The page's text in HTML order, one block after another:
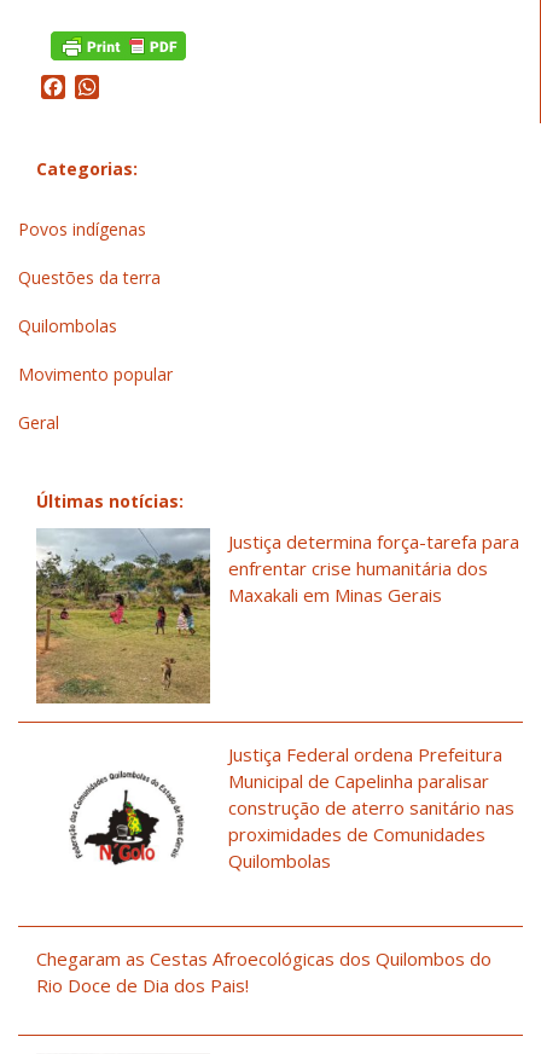
Facebook
Categorias:
Povos indígenas
Questões da terra
Quilombolas
Movimento popular
Geral
Últimas notícias:
Justiça determina força-tarefa para
enfrentar crise humanitária dos
Maxakali em Minas Gerais
Justiça Federal ordena Prefeitura
Municipal de Capelinha paralisar
construção de aterro sanitário nas
proximidades de Comunidades
Quilombolas
Chegaram as Cestas Afroecológicas dos Quilombos do
Rio Doce de Dia dos Pais!